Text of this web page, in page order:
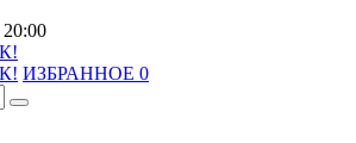
ИЗБРАННОЕ 0